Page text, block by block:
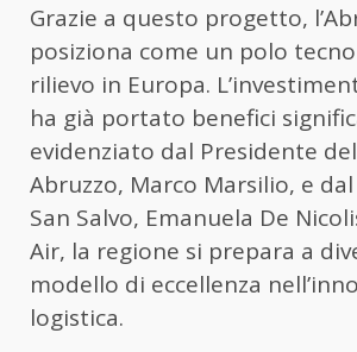
Grazie a questo progetto,
posiziona come un polo
rilievo in Europa.
ha già portato benefici
evidenziato dal Presidente
Abruzzo, Marco Marsilio, e
San Salvo, Emanuela De
Air, la regione si prepara a
modello di eccellenza
logistica.